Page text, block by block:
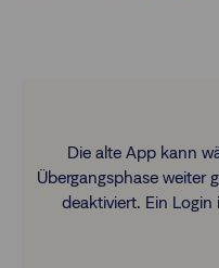
Die alte App kann
Übergangsphase weiter
deaktiviert. Ein